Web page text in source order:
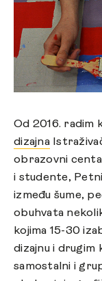
Od 2016. radim
dizajna
obrazovni
i studente,
između šume,
obuhvata
kojima 15-30
dizajnu i drugim
samostalni i